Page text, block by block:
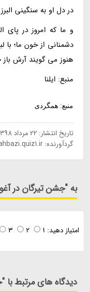
در دل او به سنگینی
و ما که امروز در پای
دشمنانی از خون ما؛
هنوز می گویند آرش
منبع: ایلنا
منبع: همگردی
تاریخ انتشار:22 مرداد 1398
گردآورنده:
به "جشن تیرگان در
امتیاز دهید: 1
2
3
دیدگاه های مرتبط